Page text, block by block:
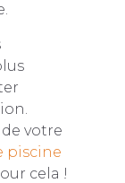
votre
piscine
cela !